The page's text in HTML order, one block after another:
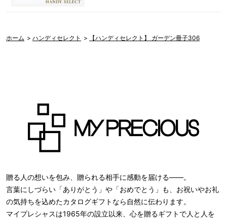
ホーム > ハンディセレクト > 【ハンディセレクト】 ガーデン冊子306
贈る人の想いを包み、贈られる相手に感動を届ける――。
言葉にしづらい「ありがとう」や「おめでとう」も、お祝いやお礼
の気持ちを込めたカタログギフトなら自然に伝わります。
マイプレシャスは1965年の設立以来、心を贈るギフトで人と人を